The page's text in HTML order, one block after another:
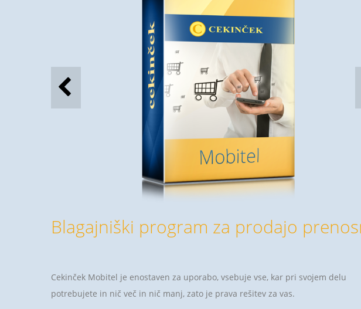
Blagajniški program za prodajo
Cekinček Mobitel je enostaven za uporabo, vsebuje vse, kar pri svojem delu
potrebujete in nič več in nič manj, zato je prava rešitev za vas.